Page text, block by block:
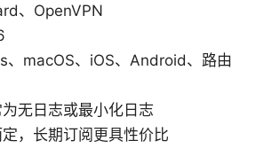
、OpenVPN
、macOS、iOS、Android、路由
无日志或最小化日志
，长期订阅更具性价比